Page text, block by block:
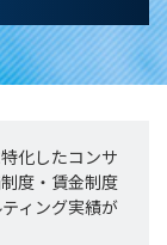
化したコンサ
度・賃金制度
ィング実績が